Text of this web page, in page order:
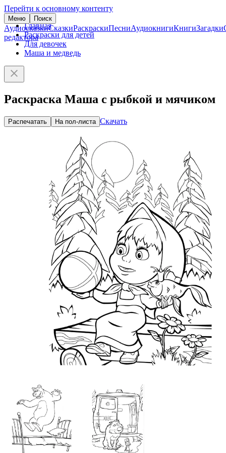
Перейти к основному контенту
Меню Поиск
АудиосказкиСказкиРаскраскиПесниАудиокнигиКнигиЗагадки
редактора
Главная
Раскраски для детей
Для девочек
Маша и медведь
Раскраска Маша с рыбкой и мячиком
Распечатать На пол-листа Скачать